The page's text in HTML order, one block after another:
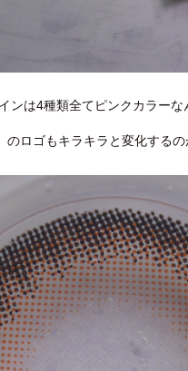
ンは4種類全てピンクカラー
のロゴもキラキラと変化する